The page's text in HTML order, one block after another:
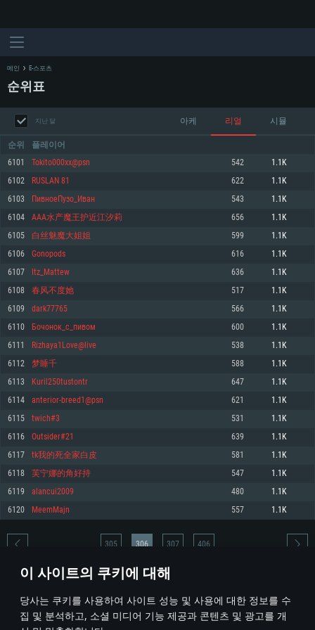
이 사이트의 쿠키에 대해
당사는 쿠키를 사용하여 사이트 성능 및 사용에 대한 정보를 수
집 및 분석하고, 소셜 미디어 기능 제공과 콘텐츠 및 광고를 개
최소사양
운영체제: Windows 10 (64 bit)
프로세서: 2.2 GHz 듀얼코어 이상
메모리: 4GB
그래픽 카드: DirectX 11 이상을 지원하는 AMD Radeon 77XX / NVIDIA
GeForce GT 660. 최소 사양 해상도: 720p
네트워크: 브로드밴드 인터넷
여유 저장 공간: 22.1 GB (최소 클라이언트)
권장 사양
570 혹은 그 이상
여유 저장 공간: 62.2 GB (전체 클라이언트)
최소사양
운영체제: Mac OS Big Sur 11.0
프로세서: 최소 2.2 GHz의 Core i5 (Intel Xeon 은 지원하지 않습니다)
메모리: 6 GB
그래픽 카드: Metal 을 지원하는 Intel Iris Pro 5200 (Mac), 혹은 이와 비슷한 성
능을 가지는 Mac 버전의 AMD/Nvidia. 최소 해상도: 720p
네트워크: 브로드밴드 인터넷
여유 저장 공간: 22.1 GB (최소 클라이언트)
권장 사양
네트워크: 브로드밴드 인터넷
여유 저장 공간: 62.2 GB (전체 클라이언트)
최소사양
운영체제: 64bit Linux 중 최신 버전
프로세서: 2.4 GHz 듀얼코어
메모리: 4 GB
그래픽 카드: Vulkan 을 지원하고, 최신 그래픽 드라이버를 지원하는 NVIDIA
660 (6개월 미만) 혹은 그와 동급의 성능을 가지며 최신 그래픽 드라이버를 지
원하는 AMD (6개월 미만; 최소사양 지원 해상도 720p)
네트워크: 브로드밴드 인터넷
여유 저장 공간: 22.1 GB (최소 클라이언트)
권장 사양
운영체제: Ubuntu 20.04 64bit
프로세서: Intel Core i7
메모리: 16 GB
그래픽 카드: Vulkan 을 지원하고, 최신 그래픽 드라이버를 지원하는 NVIDIA
1060 (6개월 미만) 혹은 그와 동급의 성능을 가지며 최신 그래픽 드라이버를
지원하는 AMD RX 570 (6개월 미만; 최소사양 지원 해상도 720p) 이상
여유 저장 공간: 62.2 GB (전체 클라이언트)
메인 E-스포츠
순위표
지난 달 아케 리얼 시뮬
순위 플레이어
6101 Tokito000xx@psn 542 1.1K
6102 RUSLAN 81 622 1.1K
6103 ПивноеПузо_Иван 543 1.1K
6104 AAA水产魔王护近江汐莉 656 1.1K
6105 白丝魅魔大姐姐 599 1.1K
6106 Gonopods 616 1.1K
6107 Itz_Mattew 636 1.1K
6108 春风不度她 517 1.1K
6109 dark77765 566 1.1K
6110 Бочонок_с_пивом 600 1.1K
6111 Rizhaya1Love@live 538 1.1K
6112 梦睡千 588 1.1K
6113 Kuril250tustontr 647 1.1K
6114 anterior-breed1@psn 621 1.1K
6115 twich#3 531 1.1K
6116 Outsider#21 639 1.1K
6117 tk我的死全家白皮 581 1.1K
6118 芙宁娜的角好持 547 1.1K
6119 alancui2009 480 1.1K
6120 MeemMajn 557 1.1K
* 순위표는 매일 1회 갱신됩니다
305 306 307 406